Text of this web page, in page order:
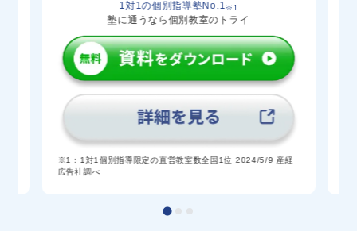
1対1の個別指導塾No.1 ※1
塾に通うなら個別教室のトライ
※1：1対1個別指導限定の直営教室数全国1位 2024/5/9 産経
広告社調べ